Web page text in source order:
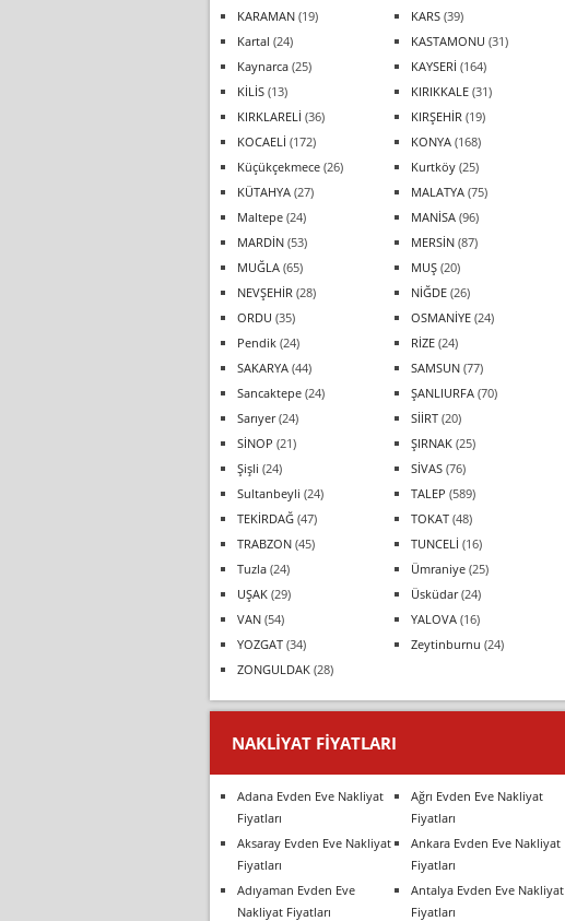
KARAMAN (19) KARS (39)
Kartal (24) KASTAMONU (31)
Kaynarca (25) KAYSERİ (164)
KİLİS (13) KIRIKKALE (31)
KIRKLARELİ (36) KIRŞEHİR (19)
KOCAELİ (172) KONYA (168)
Küçükçekmece (26) Kurtköy (25)
KÜTAHYA (27) MALATYA (75)
Maltepe (24) MANİSA (96)
MARDİN (53) MERSİN (87)
MUĞLA (65) MUŞ (20)
NEVŞEHİR (28) NİĞDE (26)
ORDU (35) OSMANİYE (24)
Pendik (24) RİZE (24)
SAKARYA (44) SAMSUN (77)
Sancaktepe (24) ŞANLIURFA (70)
Sarıyer(24) SİİRT (20)
SİNOP (21) ŞIRNAK (25)
Şişli (24) SİVAS (76)
Sultanbeyli (24) TALEP (589)
TEKİRDAĞ (47) TOKAT (48)
TRABZON (45) TUNCELİ (16)
Tuzla (24) Ümraniye (25)
UŞAK (29) Üsküdar(24)
VAN (54) YALOVA (16)
YOZGAT (34) Zeytinburnu (24)
ZONGULDAK (28)
NAKLIYAT FIYATLARI
Adana Evden Eve Nakliyat
Fiyatları
Ağrı Evden Eve Nakliyat
Fiyatları
Aksaray Evden Eve Nakliyat
Fiyatları
Ankara Evden Eve Nakliyat
Fiyatları
Adıyaman Evden Eve
Nakliyat Fiyatları
Antalya Evden Eve Nakliyat
Fiyatları